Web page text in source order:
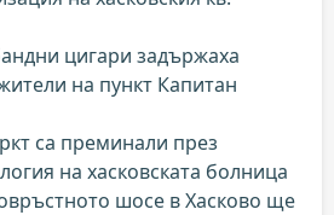
цигари задържаха
на пункт Капитан
са преминали през
на хасковската болница
шосе в Хасково ще